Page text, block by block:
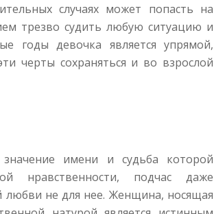
случаях может попасть на
трезво судить любую ситуацию и
годы девочка является упрямой,
черты сохраняться и во взрослой
имени и судьба которой
нравственности, подчас даже
любви не для нее. Женщина, носящая